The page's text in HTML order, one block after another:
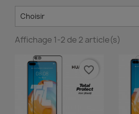
Choisir
Affichage 1-2 de 2 article(s)
favorite_border